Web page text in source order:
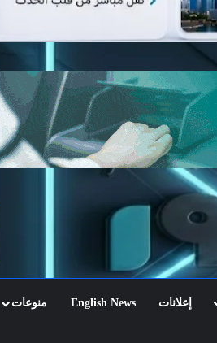
إعلانات English News منوعات